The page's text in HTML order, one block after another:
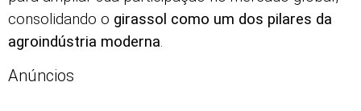
consolidando o girassol como um dos pilares da
agroindústria moderna.
Anúncios